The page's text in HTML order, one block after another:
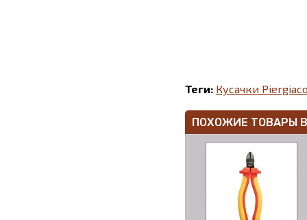
Теги: Кусачки
ПОХОЖИЕ ТОВАРЫ